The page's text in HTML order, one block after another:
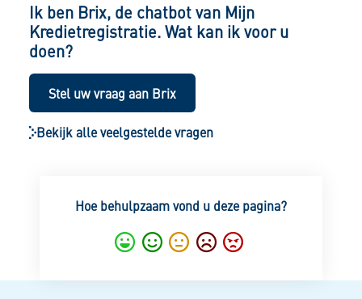
Ik ben Brix, de chatbot van Mijn
Kredietregistratie. Wat kan ik voor u
doen?
Stel uw vraag aan Brix
Bekijk alle veelgestelde vragen
Hoe behulpzaam vond u deze pagina?
Super
Goed
Gemiddeld
Nietgoed
Slecht